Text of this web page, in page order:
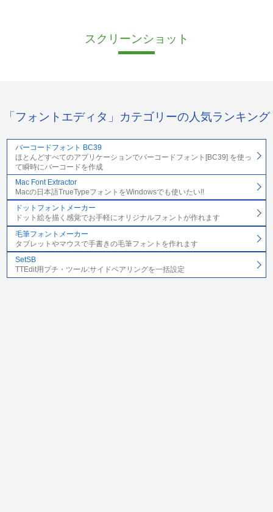
スクリーンショット
「フォントエディタ」カテゴリーの人気ランキング
バーコードフォント BC39
ほとんどすべてのアプリケーションでバーコードフォント[BC39] を使っ
て瞬時にバーコードを作成
Mac Font Extractor
Macの日本語TrueTypeフォントをWindowsでも使いたい!!
ドットフォントメーカー
ドット絵を描く感覚でお手軽にオリジナルフォントが作れます
毛筆フォントメーカー
タブレットやマウスで手書きの毛筆フォントを作れます
SetSB
TTEdit用プチ・ツール:サイドベアリングを一括設定